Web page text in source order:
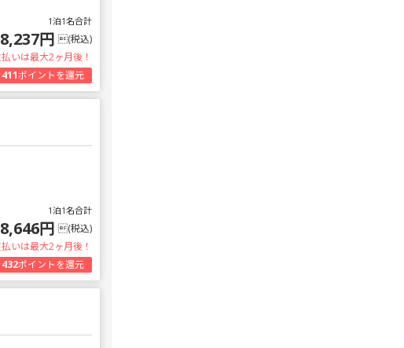
1泊1名合計
8,237円 (税込)
いは最大2ヶ月後！
411ポイントを還元
1泊1名合計
8,646円 (税込)
いは最大2ヶ月後！
432ポイントを還元